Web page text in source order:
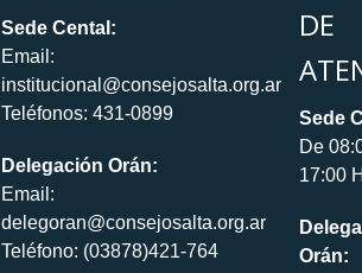
Sede Cental:
Email:
institucional@consejosalta.org.ar
Teléfonos: 431-0899
Delegación Orán:
Email:
delegoran@consejosalta.org.ar
Teléfono: (03878)421-764
DE
Sede
De
17:00
Orán: